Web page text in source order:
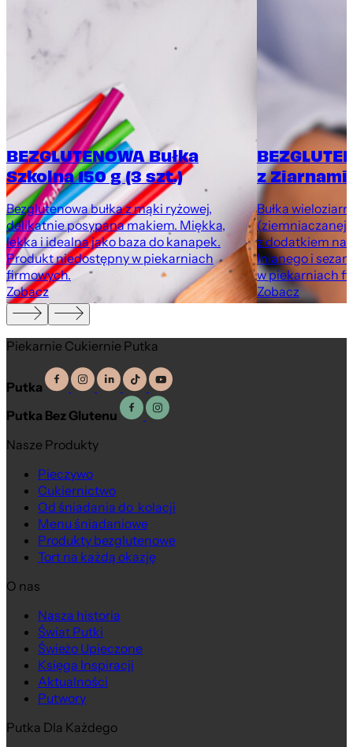
BEZGLUTENOWA Bułka
Szkolna 150 g (3 szt.)
Bezglutenowa bułka z mąki ryżowej,
delikatnie posypana makiem. Miękka,
lekka i idealna jako baza do kanapek.
Produkt niedostępny w piekarniach
firmowych.
Zobacz
z Ziarnami
Bułka
(ziemniaczanej,
z dodatkiem
lnianego i
w piekarniach
Zobacz
Piekarnie Cukiernie Putka
Putka
Putka Bez Glutenu
Nasze Produkty
Pieczywo
Cukiernictwo
Od śniadania do kolacji
Menu śniadaniowe
Produkty bezglutenowe
Tort na każdą okazję
O nas
Nasza historia
Świat Putki
Świeżo Upieczone
Księga Inspiracji
Aktualności
Putwory
Putka Dla Każdego